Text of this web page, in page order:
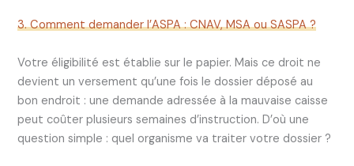
3. Comment demander l’ASPA : CNAV, MSA ou SASPA ?
Votre éligibilité est établie sur le papier. Mais ce droit ne
devient un versement qu’une fois le dossier déposé au
bon endroit : une demande adressée à la mauvaise caisse
peut coûter plusieurs semaines d’instruction. D’où une
question simple : quel organisme va traiter votre dossier ?